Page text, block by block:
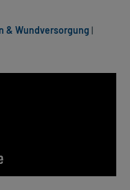
& Wundversorgung |